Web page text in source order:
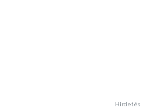
Hirdetés